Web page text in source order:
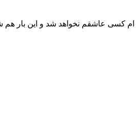
کسی عاشقم نخواهد شد و این بار هم